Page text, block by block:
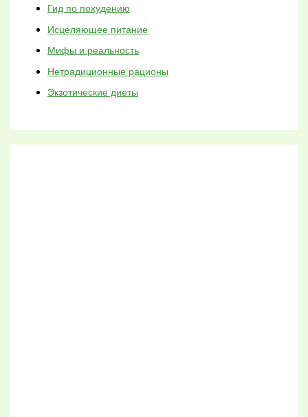
Гид по похудению
Исцеляющее питание
Мифы и реальность
Нетрадиционные рационы
Экзотические диеты